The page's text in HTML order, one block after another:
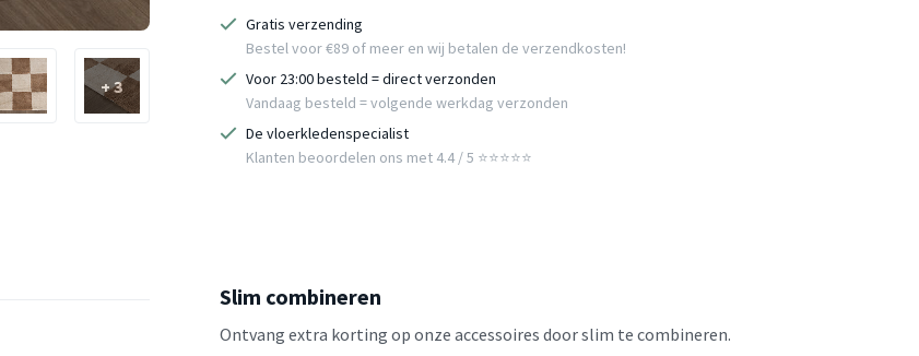
+ 3
Gratis verzending
Bestel voor €89 of meer en wij betalen de verzendkosten!
Voor 23:00 besteld = direct verzonden
Vandaag besteld = volgende werkdag verzonden
De vloerkledenspecialist
Klanten beoordelen ons met 4.4 / 5 ⭐⭐⭐⭐⭐
Slim combineren
Ontvang extra korting op onze accessoires door slim te combineren.